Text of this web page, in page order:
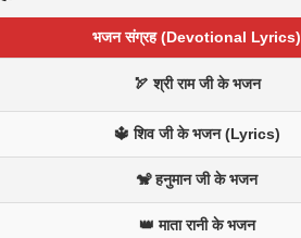
भजन संग्रह (Devotional Lyrics)
🏹 श्री राम जी के भजन
🔱 शिव जी के भजन (Lyrics)
🐒 हनुमान जी के भजन
👑 माता रानी के भजन